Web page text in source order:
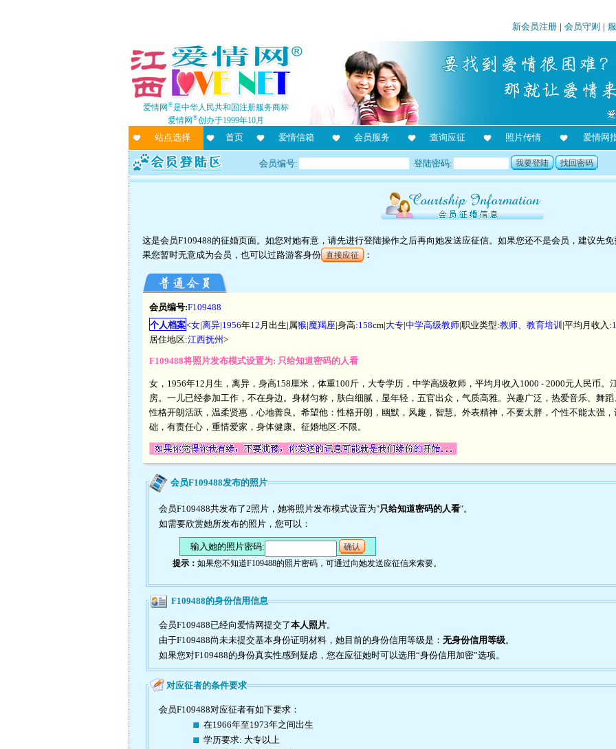
新会员注册 | 会员守则 |
爱情网®是中华人民共和国注册服务商标
爱情网®创办于1999年10月
站点选择 首页 爱情信箱 会员服务 查询应征 照片传情 爱情网
会员编号: 登陆密码: 我要登陆 找回密码
这是会员F109488的征婚页面。如您对她有意，请先进行登陆操作之后再向她发送应征信。如果您还不是会员，建议先免
果您暂时无意成为会员，也可以过路游客身份 直接应征 ：
会员编号:F109488
个人档案<女|离异|1956年12 月出生|属猴|魔羯座|身高:158cm|大专|中学高级教师|职业类型:教师、教育培训 |平均月收入:
居住地区:江西抚州 >
F109488将照片发布模式设置为: 只给知道密码的人看
女，1956年12月生，离异，身高158厘米，体重100斤，大专学历，中学高级教师，平均月收入1000 - 2000元人民币。
房。一儿已经参加工作，不在身边。身材匀称，肤白细腻，显年轻，五官出众，气质高雅。兴趣广泛，热爱音乐、舞
性格开朗活跃，温柔贤惠，心地善良。希望他：性格开朗，幽默，风趣，智慧。外表精神，不要太胖，个性不能太强
础，有责任心，重情爱家，身体健康。征婚地区:不限。
会员F109488发布的照片
会员F109488共发布了2照片，她将照片发布模式设置为"只给知道密码的人看"。
如需要欣赏她所发布的照片，您可以：
输入她的照片密码:
确认
提示： 如果您不知道F109488的照片密码，可通过向她发送应征信来索要。
F109488的身份信用信息
会员F109488已经向爱情网提交了本人照片。
由于F109488尚未未提交基本身份证明材料，她目前的身份信用等级是： 无身份信用等级。
如果您对F109488的身份真实性感到疑虑，您在应征她时可以选用“身份信用加密”选项。
对应征者的条件要求
会员F109488对应征者有如下要求：
在1966年至1973年之间出生
学历要求: 大专以上